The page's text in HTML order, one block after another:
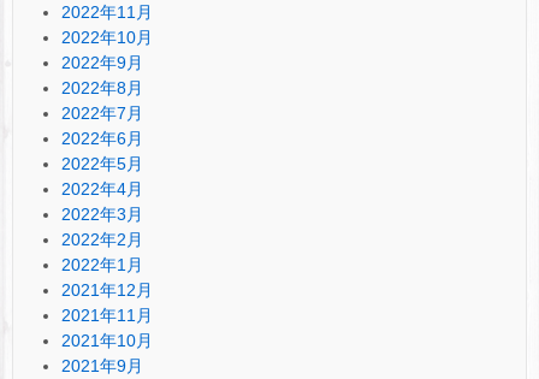
2022年11月
2022年10月
2022年9月
2022年8月
2022年7月
2022年6月
2022年5月
2022年4月
2022年3月
2022年2月
2022年1月
2021年12月
2021年11月
2021年10月
2021年9月